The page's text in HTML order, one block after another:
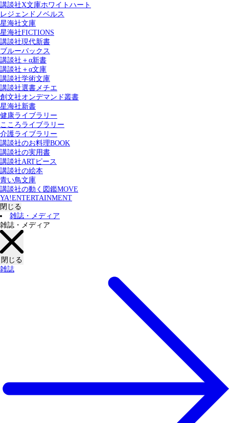
講談社X文庫ホワイトハート
レジェンドノベルス
星海社文庫
星海社FICTIONS
講談社現代新書
ブルーバックス
講談社＋α新書
講談社＋α文庫
講談社学術文庫
講談社選書メチエ
創文社オンデマンド叢書
星海社新書
健康ライブラリー
こころライブラリー
介護ライブラリー
講談社のお料理BOOK
講談社の実用書
講談社ARTピース
講談社の絵本
青い鳥文庫
講談社の動く図鑑MOVE
YA!ENTERTAINMENT
閉じる
雑誌・メディア
雑誌・メディア
閉じる
雑誌